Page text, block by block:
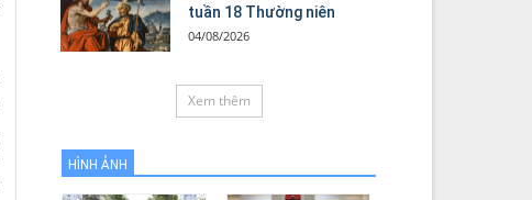
tuần 18 Thường niên
04/08/2026
Xem thêm
HÌNH ẢNH